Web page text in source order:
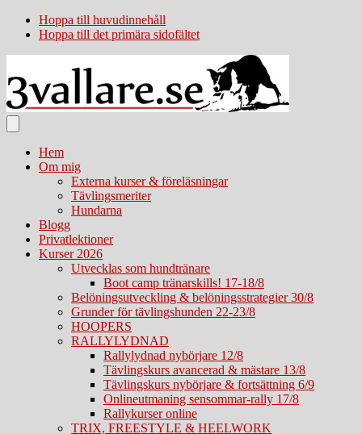
Hoppa till huvudinnehåll
Hoppa till det primära sidofältet
Hem
Om mig
Externa kurser & föreläsningar
Tävlingsmeriter
Hundarna
Blogg
Privatlektioner
Kurser 2026
Utvecklas som hundtränare
Boot camp tränarskills! 17-18/8
Belöningsutveckling & belöningsstrategier 30/8
Grunder för tävlingshunden 22-23/8
HOOPERS
RALLYLYDNAD
Rallylydnad nybörjare 12/8
Tävlingskurs avancerad & mästare 13/8
Tävlingskurs nybörjare & fortsättning 6/9
Onlineutmaning sensommar-rally 17/8
Rallykurser online
TRIX, FREESTYLE & HEELWORK